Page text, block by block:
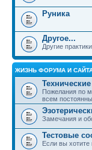
Руника
Другое...
Другие практики.
ЖИЗНЬ ФОРУМА И
Пожелания по
всем
Замечания и
Тестовые
Если вы хотите